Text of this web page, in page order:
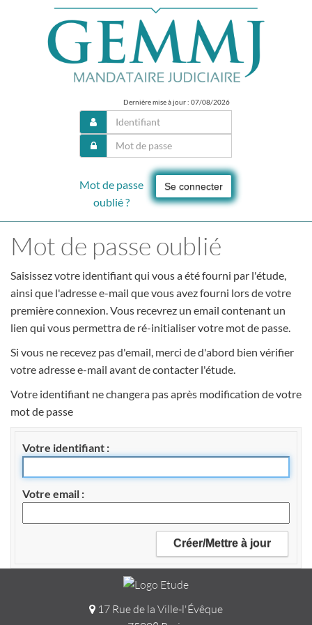
Dernière mise à jour : 07/08/2026
Se connecter
Mot de passe
oublié ?
Mot de passe oublié
Saisissez votre identifiant qui vous a été fourni par l'étude,
ainsi que l'adresse e-mail que vous avez fourni lors de votre
première connexion. Vous recevrez un email contenant un
lien qui vous permettra de ré-initialiser votre mot de passe.
Si vous ne recevez pas d'email, merci de d'abord bien vérifier
votre adresse e-mail avant de contacter l'étude.
Votre identifiant ne changera pas après modification de votre
mot de passe
Votre identifiant
Votre email
17 Rue de la Ville-l'Évêque